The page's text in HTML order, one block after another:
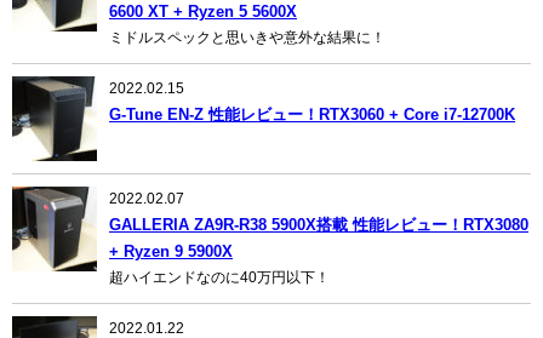
6600 XT + Ryzen 5 5600X
ミドルスペックと思いきや意外な結果に！
2022.02.15
G-Tune EN-Z 性能レビュー！RTX3060 + Core i7-12700K
2022.02.07
GALLERIA ZA9R-R38 5900X搭載 性能レビュー！RTX3080
+ Ryzen 9 5900X
超ハイエンドなのに40万円以下！
2022.01.22